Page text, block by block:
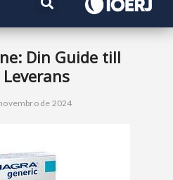
Din Guide till
de 2024